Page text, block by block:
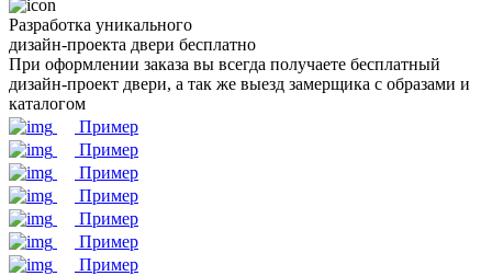
Разработка уникального
дизайн-проекта двери бесплатно
При оформлении заказа вы всегда получаете бесплатный
дизайн-проект двери, а так же выезд замерщика с образами и
каталогом
Пример
Пример
Пример
Пример
Пример
Пример
Пример